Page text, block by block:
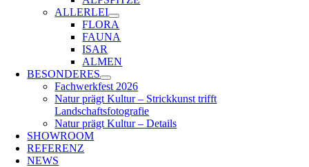
ALLERLEI
FLORA
FAUNA
ISAR
ALMEN
BESONDERES
Fachwerkfest 2026
Natur prägt Kultur – Strickkunst trifft
Landschaftsfotografie
Natur prägt Kultur – Details
SHOWROOM
REFERENZ
NEWS